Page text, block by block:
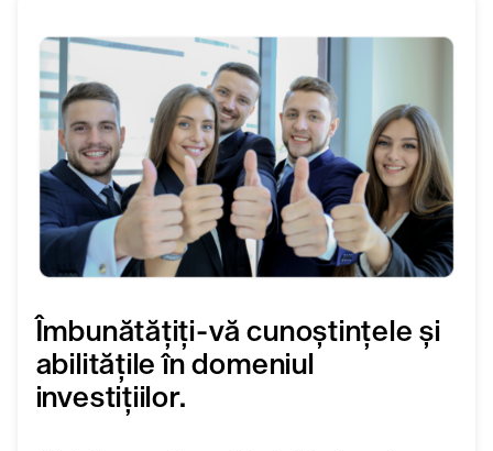
Îmbunătățiți-vă cunoștințele și
abilitățile în domeniul
investițiilor.